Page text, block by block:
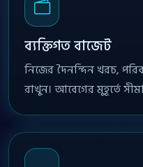
ব্যক্তিগত বাজেট
নিজের দৈনন্দিন খরচ,
রাখুন। আবেগের মুহূর্তে